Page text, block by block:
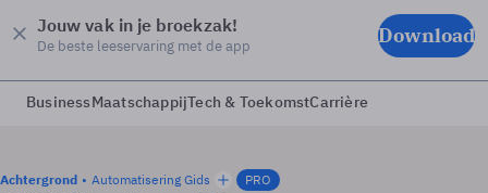
Jouw vak in je broekzak!
De beste leeservaring met de app Download
BusinessMaatschappijTech & ToekomstCarrière
Achtergrond Automatisering Gids
PRO